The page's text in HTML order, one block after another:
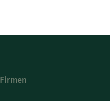
Firmen